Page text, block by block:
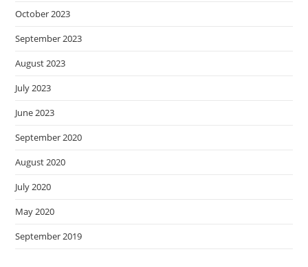
October 2023
September 2023
August 2023
July 2023
June 2023
September 2020
August 2020
July 2020
May 2020
September 2019